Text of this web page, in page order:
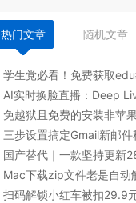
热门文章 随机文章
AI实时换脸直播：Deep
三步设置搞定Gmail新邮